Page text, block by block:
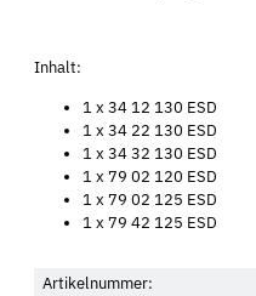
Inhalt:
1 x 34 12 130 ESD
1 x 34 22 130 ESD
1 x 34 32 130 ESD
1 x 79 02 120 ESD
1 x 79 02 125 ESD
1 x 79 42 125 ESD
Artikelnummer: